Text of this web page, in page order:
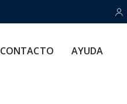
CONTACTO AYUDA